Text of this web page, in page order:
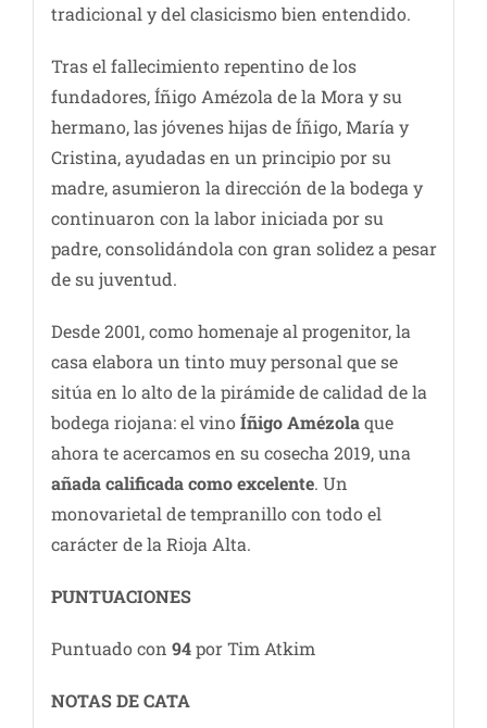
tradicional y del clasicismo bien entendido.
Tras el fallecimiento repentino de los
fundadores, Íñigo Amézola de la Mora y su
hermano, las jóvenes hijas de Íñigo, María y
Cristina, ayudadas en un principio por su
madre, asumieron la dirección de la bodega y
continuaron con la labor iniciada por su
padre, consolidándola con gran solidez a pesar
de su juventud.
Desde 2001, como homenaje al progenitor, la
casa elabora un tinto muy personal que se
sitúa en lo alto de la pirámide de calidad de la
bodega riojana: el vinoÍñigo Amézolaque
ahora te acercamos en su cosecha 2019, una
añada calificada como excelente. Un
monovarietal de tempranillo con todo el
carácter de la Rioja Alta.
PUNTUACIONES
Puntuado con 94por Tim Atkim
NOTAS DE CATA